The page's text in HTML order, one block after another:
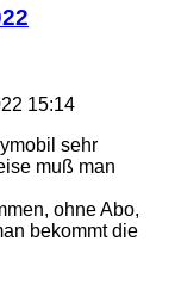
15:14
sehr
muß man
ohne Abo,
bekommt die